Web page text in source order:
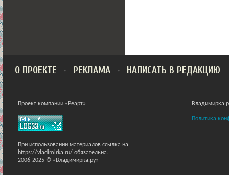
О ПРОЕКТЕ РЕКЛАМА НАПИСАТЬ В РЕДАКЦИЮ
Проект компании «Реарт»
При использовании материалов ссылка на
https://vladimirka.ru/ обязательна.
2006-2025 © «Владимирка.ру»
Владимирка
Политика